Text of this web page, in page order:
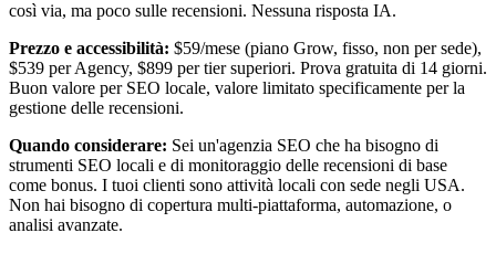
così via, ma poco sulle recensioni. Nessuna risposta IA.
Prezzo e accessibilità: $59/mese (piano Grow, fisso, non per sede),
$539 per Agency, $899 per tier superiori. Prova gratuita di 14 giorni.
Buon valore per SEO locale, valore limitato specificamente per la
gestione delle recensioni.
Quando considerare: Sei un'agenzia SEO che ha bisogno di
strumenti SEO locali e di monitoraggio delle recensioni di base
come bonus. I tuoi clienti sono attività locali con sede negli USA.
Non hai bisogno di copertura multi-piattaforma, automazione, o
analisi avanzate.